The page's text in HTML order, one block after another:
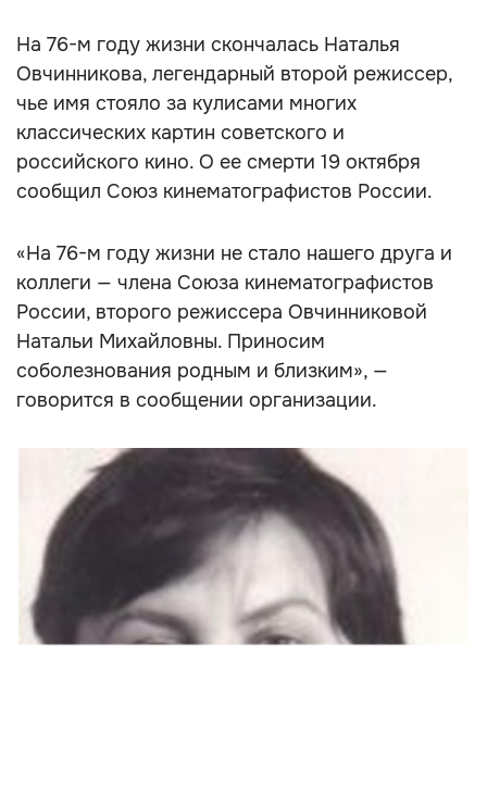
На 76-м году жизни скончалась Наталья
Овчинникова, легендарный второй режиссер,
чье имя стояло за кулисами многих
классических картин советского и
российского кино. О ее смерти 19 октября
сообщил Союз кинематографистов России.
«На 76-м году жизни не стало нашего друга и
коллеги — члена Союза кинематографистов
России, второго режиссера Овчинниковой
Натальи Михайловны. Приносим
соболезнования родным и близким», —
говорится в сообщении организации.